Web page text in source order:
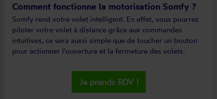
Comment fonctionne la motorisation Somfy ?
Somfy rend votre volet intelligent. En effet, vous pourrez
piloter votre volet à distance grâce aux commandes
intuitives, ce sera aussi simple que de toucher un bouton
pour actionner l'ouverture et la fermeture des volets.
Je prends RDV !